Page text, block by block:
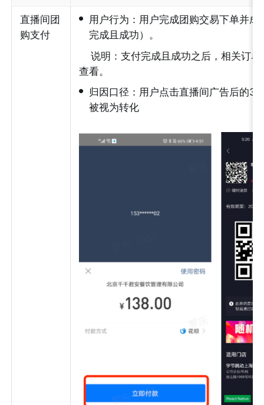
直播间团
购支付
• 用户行为：用户完成团购交易下单并成
完成且成功）。
说明：支付完成且成功之后，相关订
查看。
• 归因口径：用户点击直播间广告后的
被视为转化